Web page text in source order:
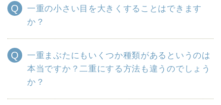
一重の小さい目を大きくすることはできます
か？
一重まぶたにもいくつか種類があるというのは
本当ですか？二重にする方法も違うのでしょう
か？